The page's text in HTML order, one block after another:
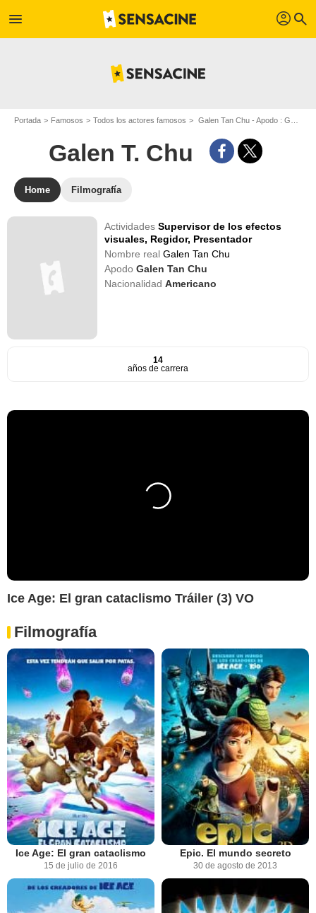
menu profil search
Portada Famosos Todos los actores famosos Galen Tan Chu - Apodo : Galen T. Chu
Galen T. Chu
Home Filmografía
ActividadesSupervisor de los efectos
visuales, Regidor, Presentador
Nombre realGalen Tan Chu
ApodoGalen Tan Chu
NacionalidadAmericano
14
años de carrera
Ice Age: El gran cataclismo Tráiler (3) VO
Filmografía
Ice Age: El gran cataclismo
15 de julio de 2016
Epic. El mundo secreto
30 de agosto de 2013